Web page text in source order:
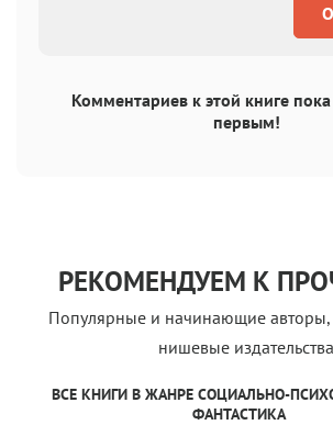
Комментариев к этой книге пока
первым!
РЕКОМЕНДУЕМ К
Популярные и начинающие
нишевые издательства
ВСЕ КНИГИ В ЖАНРЕ СОЦИАЛЬНО-
ФАНТАСТИКА